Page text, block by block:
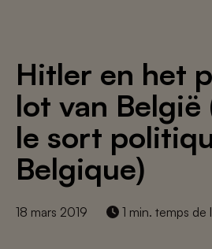
Hitler en het
lot van
le sort
Belgique)
18 mars 2019 1 min. temps de